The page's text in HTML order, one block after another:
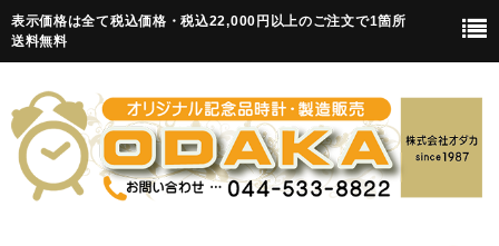
表示価格は全て税込価格・税込22,000円以上のご注文で1箇所
送料無料